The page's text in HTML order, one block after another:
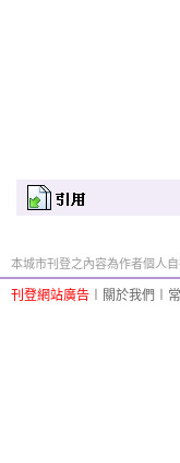
本城市刊登之內容為作者個人
刊登網站廣告 關於我們